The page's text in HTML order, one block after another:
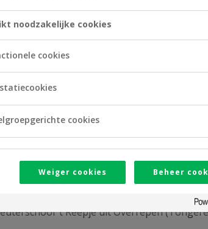
om de kleuters buiten te laten
’t Reepje uit Overrepen
noodzakelijke cookies
cookies
cookies
Weiger cookies Beheer